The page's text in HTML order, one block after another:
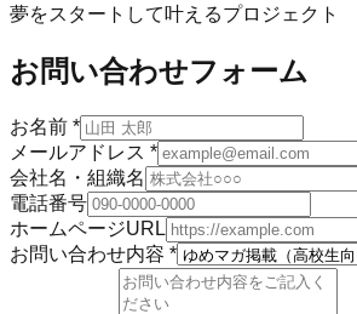
夢をスタートして叶えるプロジェクト
お問い合わせフォーム
お名前 *
メールアドレス *
会社名・組織名
電話番号
ホームページURL
お問い合わせ内容 *